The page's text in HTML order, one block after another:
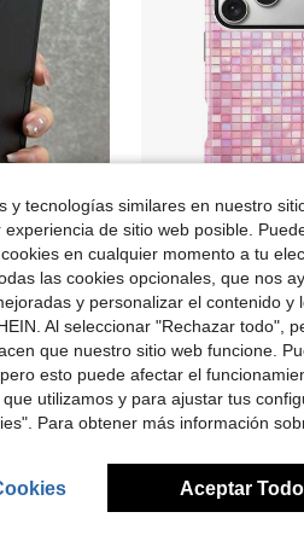
de $0.40
11/12/13/14/15 Pro Max Plus/16E/17 Air, de plástico duro y marco resistente a los golpes, regalo de primavera -9% Koolife 1 pieza Funda de teléfono con mosaico de cuadrícula colorido rosa, Funda de teléfono 2 en 1, Material PC+TPU, Carcasa dura brillante, Patrón de azulejos con purpurina resistente a arañazos
$2.90 600+
Clientes
y tecnologías similares en nuestro
de sitio web posible.
en cualquier momento a tu
las cookies opcionales, que nos
y personalizar el contenido
Al seleccionar "Rechazar todo",
que nuestro sitio web funcione.
esto puede afectar el
utilizamos y para ajustar tus
Para obtener más información
Aceptar Todo